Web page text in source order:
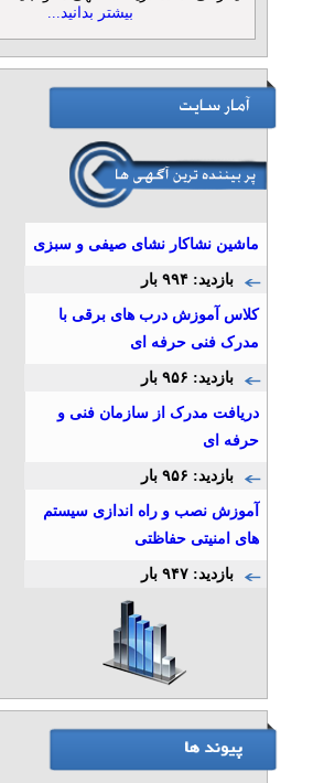
آموزشگاه حسابداری روناکیشو
تلفن: ۰۹۹۱۴۹۸۹۹۱۳
آموزش حسابداری در بابل
60%تخفیف آموزش برنامه
نویسی وب تحت در کرج
نت کالج برتر
برنامه نویسی سی پلاس
نت کالج برتر
تلفن: ۰۲۶۳۲۲۰۷۹۵۲
ویژه کودکان در کرج
نت کالج برتر
تلفن: ۰۹۱۷۹۱۱۸۳۲۲
بیشتر بدانید...
ماشین نشاکار نشای صیفی و سبزی
بازدید: ۹۹۴ بار
کلاس آموزش درب های برقی با
مدرک فنی حرفه ای
بازدید: ۹۵۶ بار
دریافت مدرک از سازمان فنی و
حرفه ای
بازدید: ۹۵۶ بار
آموزش نصب و راه اندازی سیستم
های امنیتی حفاظتی
بازدید: ۹۴۷ بار